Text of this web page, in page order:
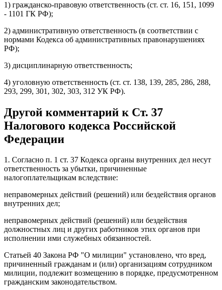
1) гражданско-правовую ответственность (ст. ст. 16, 151, 1099
- 1101 ГК РФ);
2) административную ответственность (в соответствии с
нормами Кодекса об административных правонарушениях
РФ);
3) дисциплинарную ответственность;
4) уголовную ответственность (ст. ст. 138, 139, 285, 286, 288,
293, 299, 301, 302, 303, 312 УК РФ).
Другой комментарий к Ст. 37
Налогового кодекса Российской
Федерации
1. Согласно п. 1 ст. 37 Кодекса органы внутренних дел несут
ответственность за убытки, причиненные
налогоплательщикам вследствие:
неправомерных действий (решений) или бездействия органов
внутренних дел;
неправомерных действий (решений) или бездействия
должностных лиц и других работников этих органов при
исполнении ими служебных обязанностей.
Статьей 40 Закона РФ "О милиции" установлено, что вред,
причиненный гражданам и (или) организациям сотрудником
милиции, подлежит возмещению в порядке, предусмотренном
гражданским законодательством.